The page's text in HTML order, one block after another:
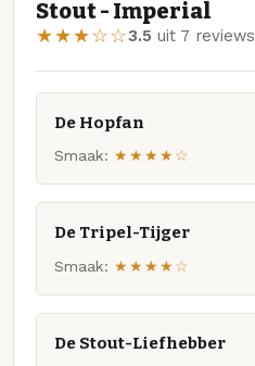
Stout - Imperial
★★★☆☆3.5 uit 7 reviews
De Hopfan
Smaak: ★★★★☆
De Tripel-Tijger
Smaak: ★★★★☆
De Stout-Liefhebber